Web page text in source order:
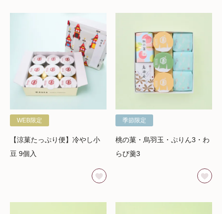
WEB限定
【涼菓たっぷり便】冷やし小
豆 9個入
季節限定
桃の菓・烏羽玉・ぷりん3・わ
らび羹3